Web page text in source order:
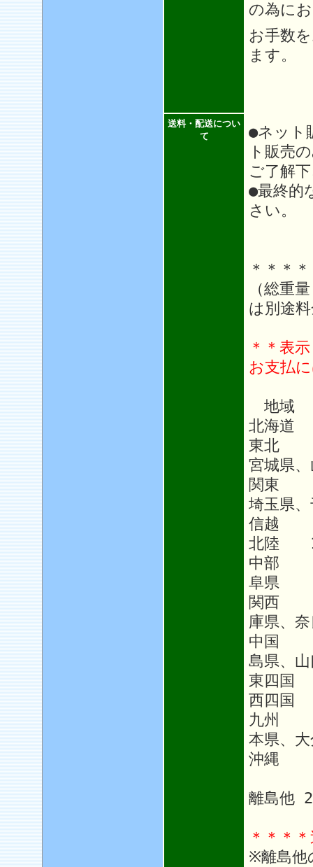
の為に
お手数
ます。
送料・配送につい
て
●ネット
ト販売
ご了解
●最終的
さい。
＊＊＊
（総重
は別途
＊＊表
お支払
地
北海
東北
宮城県
関東
埼玉県
信越
北陸
中部
阜県
関西
庫県、
中国
島県、
東四
西四国
九州
本県、
沖縄
離島他
＊＊＊
※離島他